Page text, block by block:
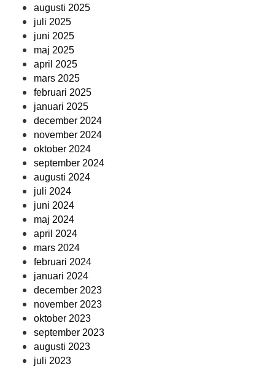
augusti 2025
juli 2025
juni 2025
maj 2025
april 2025
mars 2025
februari 2025
januari 2025
december 2024
november 2024
oktober 2024
september 2024
augusti 2024
juli 2024
juni 2024
maj 2024
april 2024
mars 2024
februari 2024
januari 2024
december 2023
november 2023
oktober 2023
september 2023
augusti 2023
juli 2023